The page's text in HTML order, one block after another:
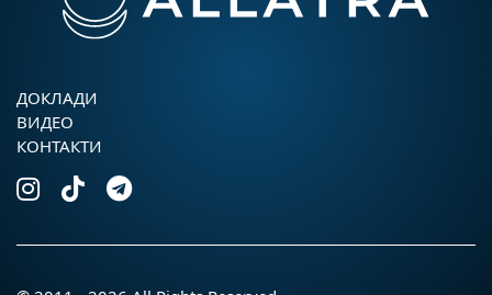
ДОКЛАДИ
ВИДЕО
КОНТАКТИ